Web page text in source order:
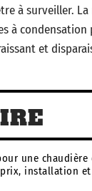
à surveiller.
à
et
une chaudière
prix, installation et